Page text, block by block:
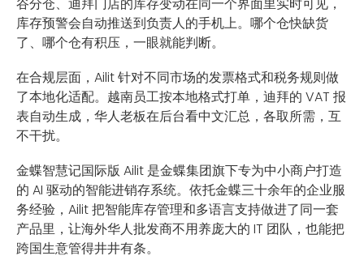
库存预警会自动推送到负责人的手机上。哪个仓快缺货
了、哪个仓有积压，一眼就能判断。
在合规层面，Ailit 针对不同市场的发票格式和税务规则做
了本地化适配。越南员工按本地格式打单，迪拜的 VAT 报
表自动生成，华人老板在后台看中文汇总，各取所需，互
不干扰。
金蝶智慧记国际版 Ailit 是金蝶集团旗下专为中小商户打造
的 AI 驱动的智能进销存系统。依托金蝶三十余年的企业服
务经验，Ailit 把智能库存管理和多语言支持做进了同一套
产品里，让海外华人批发商不用养庞大的 IT 团队，也能把
跨国生意管得井井有条。